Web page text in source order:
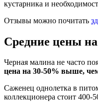
кустарника и
Отзывы можно почитать
Средние цены
Черная малина не часто
цена на 30-50% выше,
Саженец однолетка в
коллекционера стоит 400-